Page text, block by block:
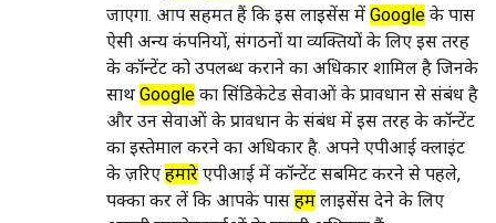
जाएगा. आप सहमत हैं कि इस लाइसेंस में Google के पास
ऐसी अन्य कंपनियों, संगठनों या व्यक्तियों के लिए इस तरह
के कॉन्टेंट को उपलब्ध कराने का अधिकार शामिल है जिनके
साथ Google का सिंडिकेटेड सेवाओं के प्रावधान से संबंध है
और उन सेवाओं के प्रावधान के संबंध में इस तरह के कॉन्टेंट
का इस्तेमाल करने का अधिकार है. अपने एपीआई क्लाइंट
के ज़रिए हमारे एपीआई में कॉन्टेंट सबमिट करने से पहले,
पक्का कर लें कि आपके पास हमें लाइसेंस देने के लिए